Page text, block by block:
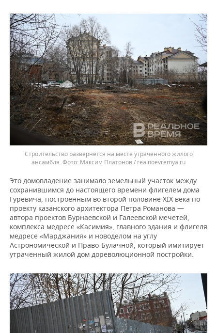
Строительство развернется на месте утраченного жилого
ансамбля.
Максим Платонов / realnoevremya.ru
Это домовладение занимало земельный участок между
сохранившимся до настоящего времени флигелем дома
Гуревича, построенным во второй половине XIX века по
проекту казанского архитектора Петра Романова —
автора проектов Бурнаевской и Галеевской мечетей,
комплекса медресе «Касимия», главного здания и флигеля
медресе «Марджания» и новоделом на углу
Астрономической и Право-Булачной, который имитирует
утраченный жилой дом дореволюционной постройки.